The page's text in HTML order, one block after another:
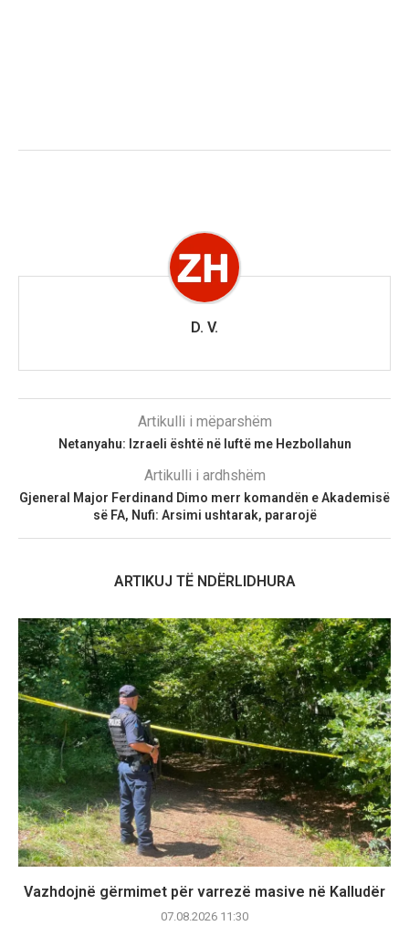
D. V.
Artikulli i mëparshëm
Netanyahu: Izraeli është në luftë me Hezbollahun
Artikulli i ardhshëm
Gjeneral Major Ferdinand Dimo merr komandën e Akademisë
së FA, Nufi: Arsimi ushtarak, pararojë
ARTIKUJ TË NDËRLIDHURA
Vazhdojnë gërmimet për varrezë masive në Kalludër
07.08.2026 11:30